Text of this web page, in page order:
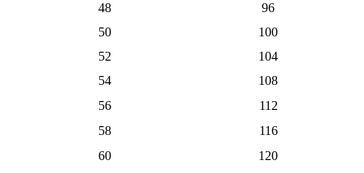
48
96
50
100
52
104
54
108
56
112
58
116
60
120